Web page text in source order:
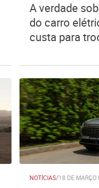
A verdade
do carro
custa para
NOTÍCIAS/18 DE MARÇO